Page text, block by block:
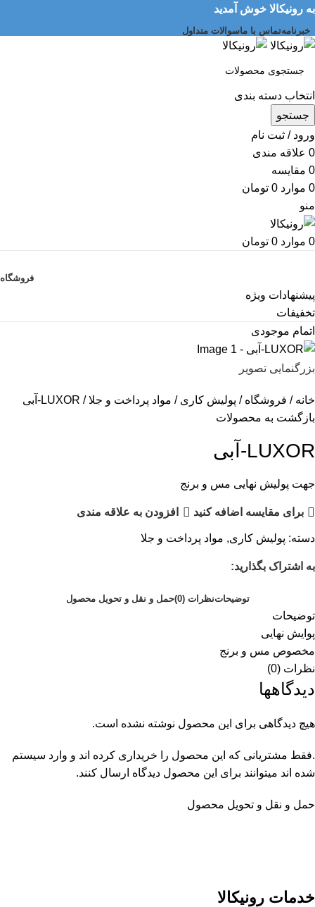
به رونیکالا خوش آمدید
خبرنامهتماس با ماسوالات متداول
انتخاب دسته بندی
جستجو
ورود / ثبت نام
0 علاقه مندی
0 مقایسه
0 موارد 0 تومان
منو
0 موارد 0 تومان
فروشگاه
پیشنهادات ویژه
تخفیفات
اتمام موجودی
بزرگنمایی تصویر
خانه فروشگاه پولیش کاری مواد پرداخت و جلا LUXOR-آبی
بازگشت به محصولات
LUXOR-آبی
جهت پولیش نهایی مس و برنج
برای مقایسه اضافه کنید افزودن به علاقه مندی
دسته: پولیش کاری, مواد پرداخت و جلا
به اشتراک بگذارید:
توضیحاتنظرات (0) حمل و نقل و تحویل محصول
توضیحات
پوایش نهایی
مخصوص مس و برنج
نظرات (0)
دیدگاهها
هیچ دیدگاهی برای این محصول نوشته نشده است.
.فقط مشتریانی که این محصول را خریداری کرده اند و وارد سیستم
شده اند میتوانند برای این محصول دیدگاه ارسال کنند.
حمل و نقل و تحویل محصول
خدمات رونیکالا